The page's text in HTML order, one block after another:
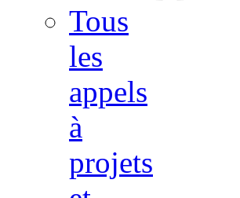
Tous
les
appels
à
projets